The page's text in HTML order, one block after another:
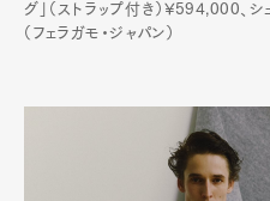
グ」（ストラップ付き）¥594,000、
（フェラガモ・ジャパン）